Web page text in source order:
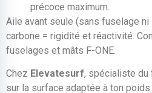
précoce maximum.
Aile avant seule (sans fuselage ni
carbone = rigidité et réactivité.
fuselages et mâts F-ONE.
Chez Elevatesurf, spécialiste du
sur la surface adaptée à ton